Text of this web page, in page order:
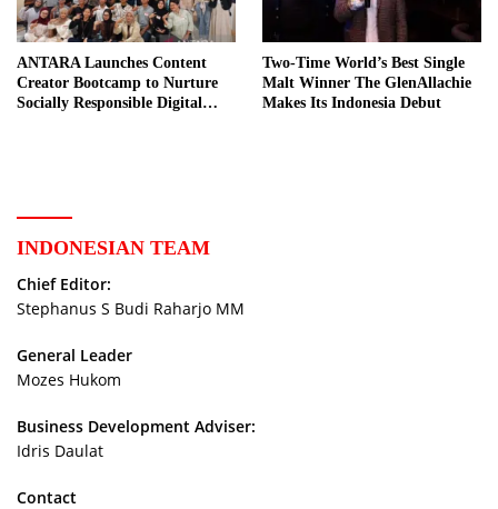
ANTARA Launches Content
Creator Bootcamp to Nurture
Socially Responsible Digital
Two-Time World’s Best Single
Malt Winner The GlenAllachie
Makes Its Indonesia Debut
INDONESIAN TEAM
Chief Editor:
Stephanus S Budi Raharjo MM
General Leader
Mozes Hukom
Business Development Adviser:
Idris Daulat
Contact